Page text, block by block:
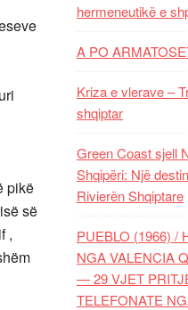
pikë
së
,
hermeneutikë e
A PO
Kriza e vlerave –
shqiptar
Green Coast sjell
Shqipëri: Një
Rivierën Shqiptare
PUEBLO (1966) /
NGA VALENCIA
— 29 VJET
TELEFONATE